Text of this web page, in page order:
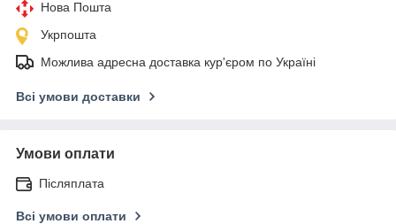
Нова Пошта
Укрпошта
Можлива адресна доставка кур'єром по Україні
Всі умови доставки
Умови оплати
Післяплата
Всі умови оплати